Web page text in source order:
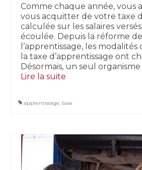
Comme chaque année, vous
vous acquitter de votre taxe
calculée sur les salaires
écoulée. Depuis la réforme de
l’apprentissage, les
la taxe d’apprentissage ont
Désormais, un seul
Lire la suite­­
apprentissage, taxe